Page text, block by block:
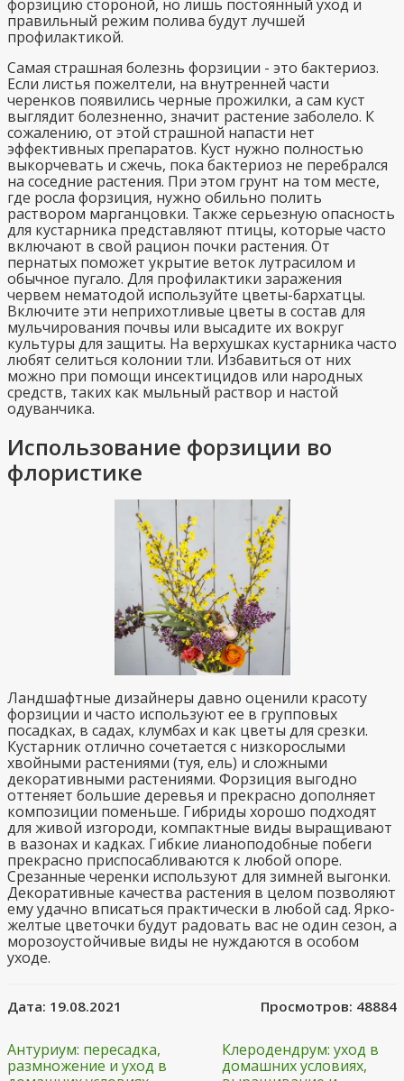
форзицию стороной, но лишь постоянный уход и
правильный режим полива будут лучшей
профилактикой.
Самая страшная болезнь форзиции - это бактериоз.
Если листья пожелтели, на внутренней части
черенков появились черные прожилки, а сам куст
выглядит болезненно, значит растение заболело. К
сожалению, от этой страшной напасти нет
эффективных препаратов. Куст нужно полностью
выкорчевать и сжечь, пока бактериоз не перебрался
на соседние растения. При этом грунт на том месте,
где росла форзиция, нужно обильно полить
раствором марганцовки. Также серьезную опасность
для кустарника представляют птицы, которые часто
включают в свой рацион почки растения. От
пернатых поможет укрытие веток лутрасилом и
обычное пугало. Для профилактики заражения
червем нематодой используйте цветы-бархатцы.
Включите эти неприхотливые цветы в состав для
мульчирования почвы или высадите их вокруг
культуры для защиты. На верхушках кустарника часто
любят селиться колонии тли. Избавиться от них
можно при помощи инсектицидов или народных
средств, таких как мыльный раствор и настой
одуванчика.
Использование форзиции во
флористике
Ландшафтные дизайнеры давно оценили красоту
форзиции и часто используют ее в групповых
посадках, в садах, клумбах и как цветы для срезки.
Кустарник отлично сочетается с низкорослыми
хвойными растениями (туя, ель) и сложными
декоративными растениями. Форзиция выгодно
оттеняет большие деревья и прекрасно дополняет
композиции поменьше. Гибриды хорошо подходят
для живой изгороди, компактные виды выращивают
в вазонах и кадках. Гибкие лианоподобные побеги
прекрасно приспосабливаются к любой опоре.
Срезанные черенки используют для зимней выгонки.
Декоративные качества растения в целом позволяют
ему удачно вписаться практически в любой сад. Ярко-
желтые цветочки будут радовать вас не один сезон, а
морозоустойчивые виды не нуждаются в особом
уходе.
Дата: 19.08.2021 Просмотров: 48884
Антуриум: пересадка,
размножение и уход в
Клеродендрум: уход в
домашних условиях,